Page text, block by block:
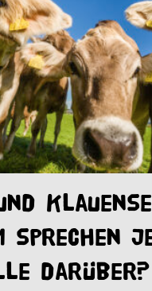
sprechen
darüber?